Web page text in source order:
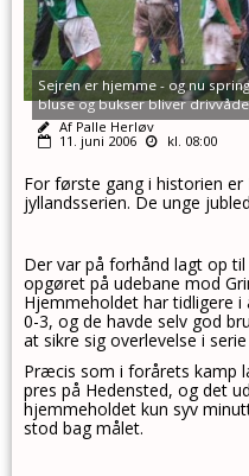
Sejren er hjemme - og nu
bluse og bukser bliver
Af Palle Herløv
11. juni 2006
kl. 08:00
For første gang i historien
jyllandsserien. De unge
Der var på forhånd lagt op
opgøret på udebane mod
Hjemmeholdet har tidligere
0-3, og de havde selv god
at sikre sig overlevelse i serie
Præcis som i forårets kamp
pres på Hedensted, og det
hjemmeholdet kun syv
stod bag målet.